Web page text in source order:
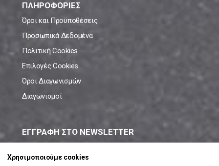
ΠΛΗΡΟΦΟΡΙΕΣ
Όροι και Προϋποθέσεις
Προσωπικά Δεδομένα
Πολιτική Cookies
Επιλογές Cookies
Όροι Διαγωνισμών
Διαγωνισμοί
ΕΓΓΡΑΦΗ ΣΤΟ NEWSLETTER
Χρησιμοποιούμε cookies